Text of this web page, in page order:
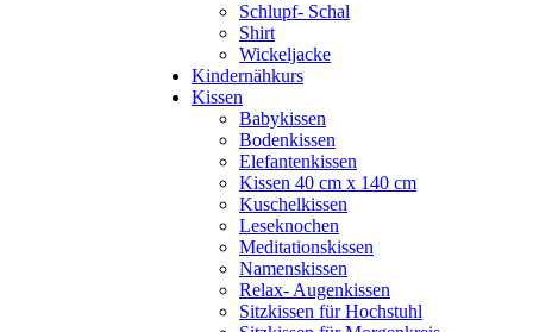
Schlupf- Schal
Shirt
Wickeljacke
Kindernähkurs
Kissen
Babykissen
Bodenkissen
Elefantenkissen
Kissen 40 cm x 140 cm
Kuschelkissen
Leseknochen
Meditationskissen
Namenskissen
Relax- Augenkissen
Sitzkissen für Hochstuhl